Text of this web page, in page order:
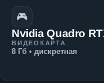
🎮
Nvidia Quadro
ВИДЕОКАРТА
8 Гб • дискретная